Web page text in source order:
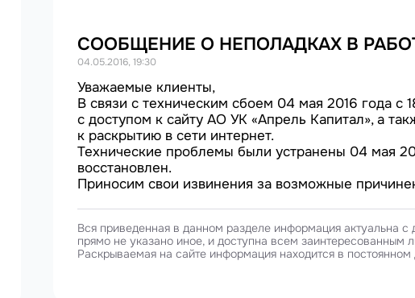
СООБЩЕНИЕ О НЕПОЛАДКАХ В
04.05.2016, 19:30
Уважаемые клиенты,
В связи с техническим сбоем 04 мая 2016 года
с доступом к сайту АО УК «Апрель Капитал», а
к раскрытию в сети интернет.
Технические проблемы были устранены 04 мая
восстановлен.
Приносим свои извинения за возможные
Вся приведенная в данном разделе информация актуальна
прямо не указано иное, и доступна всем заинтересованным
Раскрываемая на сайте информация находится в постоянном